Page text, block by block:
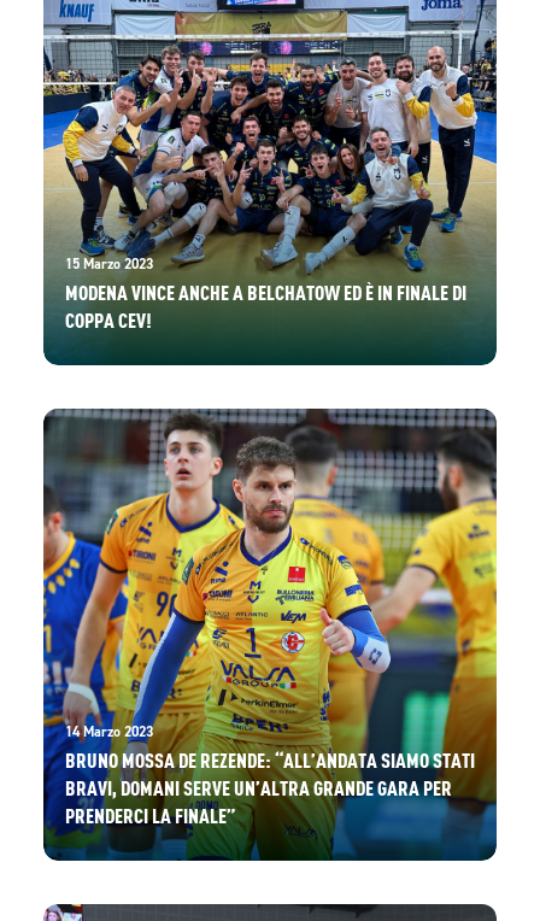
15 Marzo 2023
MODENA VINCE ANCHE A BELCHATOW ED È IN FINALE DI
COPPA CEV!
14 Marzo 2023
BRUNO MOSSA DE REZENDE: “ALL’ANDATA SIAMO STATI
BRAVI, DOMANI SERVE UN’ALTRA GRANDE GARA PER
PRENDERCI LA FINALE”